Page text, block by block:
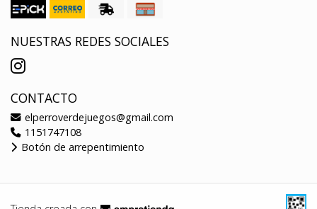
NUESTRAS REDES SOCIALES
CONTACTO
elperroverdejuegos@gmail.com
1151747108
Botón de arrepentimiento